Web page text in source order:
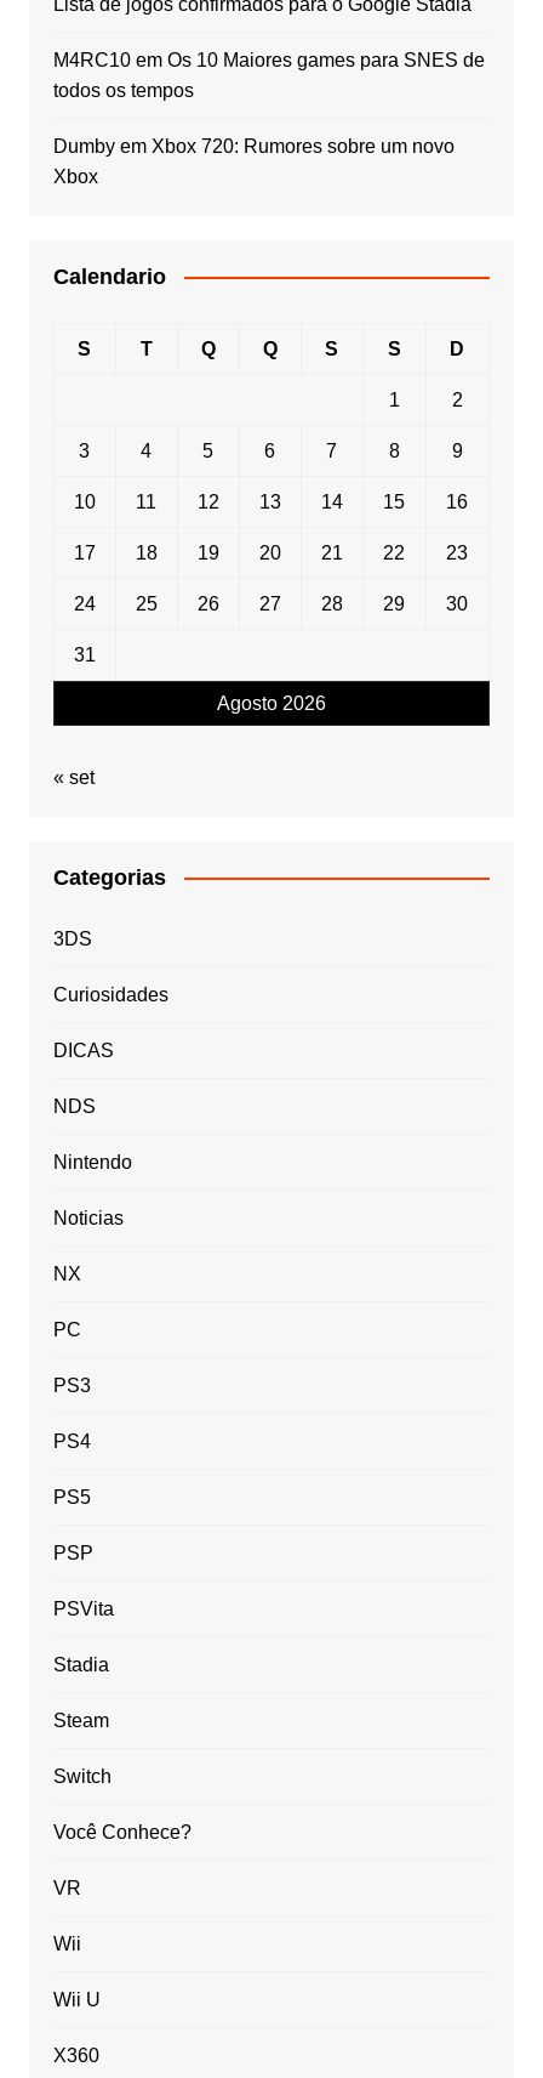
M4RC10em Os 10 Maiores games para SNES de
todos os tempos
Dumbyem Xbox 720: Rumores sobre um novo
Xbox
Calendario
Agosto 2026
S T Q Q S S D
1 2
3 4 5 6 7 8 9
10 11 12 13 14 15 16
17 18 19 20 21 22 23
24 25 26 27 28 29 30
31
« set
Categorias
3DS
Curiosidades
DICAS
NDS
Nintendo
Noticias
NX
PC
PS3
PS4
PS5
PSP
PSVita
Stadia
Steam
Switch
Você Conhece?
VR
Wii
Wii U
X360